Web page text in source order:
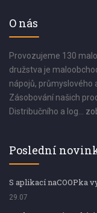
O nás
Provozujeme 130
družstva je
nápojů, průmyslového
Zásobování našich
Distribučního a log...
Poslední
S aplikací naCOOPka
29.07